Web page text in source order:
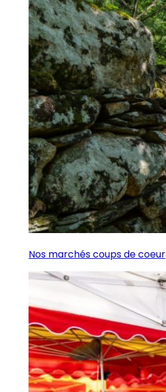
Nos marchés coups de coeur